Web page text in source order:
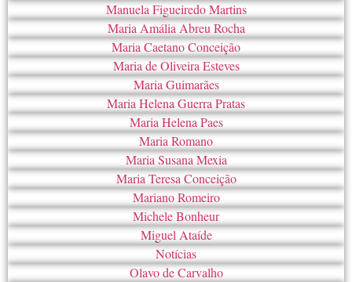
Manuela Figueiredo Martins
Maria Amália Abreu Rocha
Maria Caetano Conceição
Maria de Oliveira Esteves
Maria Guimarães
Maria Helena Guerra Pratas
Maria Helena Paes
Maria Romano
Maria Susana Mexia
Maria Teresa Conceição
Mariano Romeiro
Michele Bonheur
Miguel Ataíde
Notícias
Olavo de Carvalho